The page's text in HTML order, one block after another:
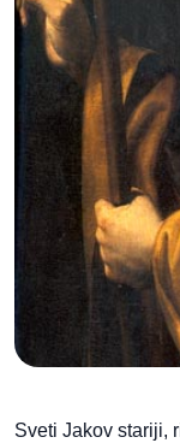
Sveti Jakov stariji,